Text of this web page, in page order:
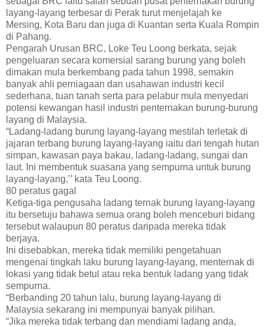
layang-layang terbesar di Perak turut menjelajah ke
Mersing, Kota Baru dan juga di Kuantan serta Kuala Rompin
di Pahang.
Pengarah Urusan BRC, Loke Teu Loong berkata, sejak
pengeluaran secara komersial sarang burung yang boleh
dimakan mula berkembang pada tahun 1998, semakin
banyak ahli perniagaan dan usahawan industri kecil
sederhana, tuan tanah serta para pelabur mula menyedari
potensi kewangan hasil industri penternakan burung-burung
layang di Malaysia.
“Ladang-ladang burung layang-layang mestilah terletak di
jajaran terbang burung layang-layang iaitu dari tengah hutan
simpan, kawasan paya bakau, ladang-ladang, sungai dan
laut. Ini membentuk suasana yang sempurna untuk burung
layang-layang,’’ kata Teu Loong.
80 peratus gagal
Ketiga-tiga pengusaha ladang ternak burung layang-layang
itu bersetuju bahawa semua orang boleh menceburi bidang
tersebut walaupun 80 peratus daripada mereka tidak
berjaya.
Ini disebabkan, mereka tidak memiliki pengetahuan
mengenai tingkah laku burung layang-layang, menternak di
lokasi yang tidak betul atau reka bentuk ladang yang tidak
sempurna.
“Berbanding 20 tahun lalu, burung layang-layang di
Malaysia sekarang ini mempunyai banyak pilihan.
“Jika mereka tidak terbang dan mendiami ladang anda,